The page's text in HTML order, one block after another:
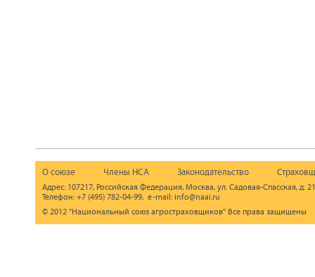
О союзе Члены НСА Законодательство
Адрес: 107217, Российская Федерация, Москва, ул. Садовая-Спасская, д.
Телефон: +7 (495) 782-04-99, e-mail: info@naai.ru
© 2012 "Национальный союз агростраховщиков" Все права защищены